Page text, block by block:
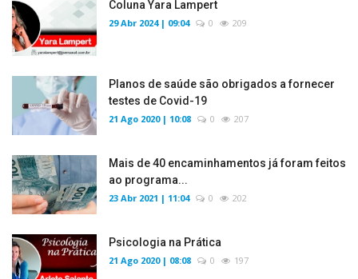
Coluna Yara Lampert
29 Abr 2024 | 09:04 0 209
Planos de saúde são obrigados a fornecer
testes de Covid-19
21 Ago 2020 | 10:08 0 207
Mais de 40 encaminhamentos já foram feitos
ao programa...
23 Abr 2021 | 11:04 0 202
Psicologia na Prática
21 Ago 2020 | 08:08 0 197